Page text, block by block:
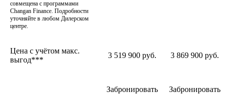
совмещена с программами
Changan Finance. Подробности
уточняйте в любом Дилерском
центре.
Цена с учётом макс.
выгод***
3 519 900 руб. 3 869 900 руб.
Забронировать Забронировать